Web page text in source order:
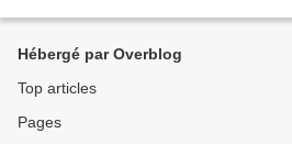
Hébergé par Overblog
Top articles
Pages